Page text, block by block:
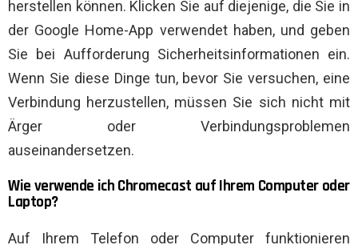
herstellen können. Klicken Sie auf diejenige, die Sie in
der Google Home-App verwendet haben, und geben
Sie bei Aufforderung Sicherheitsinformationen ein.
Wenn Sie diese Dinge tun, bevor Sie versuchen, eine
Verbindung herzustellen, müssen Sie sich nicht mit
Ärger oder Verbindungsproblemen
auseinandersetzen.
Wie verwende ich Chromecast auf Ihrem Computer oder
Laptop?
Auf Ihrem Telefon oder Computer funktionieren